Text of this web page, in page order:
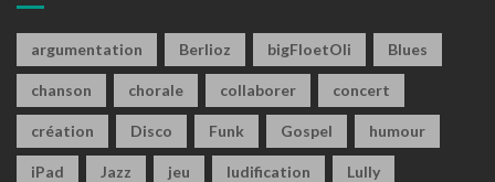
argumentation Berlioz bigFloetOli Blues
chanson chorale collaborer concert
création Disco Funk Gospel humour
iPad Jazz jeu ludification Lully